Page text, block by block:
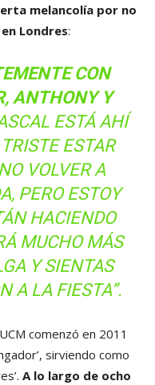
melancolía por no
Londres:
CON
ANTHONY Y
ESTÁ AHÍ
ESTAR
VOLVER A
PERO ESTOY
HACIENDO
MUCHO MÁS
Y SIENTAS
A LA FIESTA”.
comenzó en 2011
sirviendo como
A lo largo de ocho